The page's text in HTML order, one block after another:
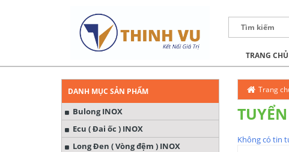
TRANG CHỦ
DANH MỤC SẢN PHẨM
Bulong INOX
Ecu ( Đai ốc ) INOX
Long Đen ( Vòng đệm ) INOX
Trang
Không có tin